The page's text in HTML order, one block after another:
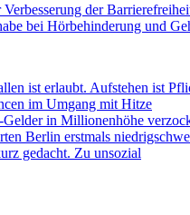
der
bei Hörbehinderung und
ist erlaubt. Aufstehen ist
im Umgang mit Hitze
Gelder in Millionenhöhe
Berlin erstmals
gedacht. Zu unsozial